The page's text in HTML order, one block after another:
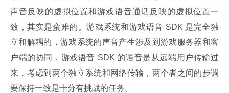
声音反映的虚拟位置和游戏语音通话反映的虚拟位置一
致，其实是蛮难的。游戏系统和游戏语音 SDK 是完全独
立和解耦的，游戏系统的声音产生涉及到游戏服务器和客
户端的协同，游戏语音 SDK 的语音是从远端用户传输过
来，考虑到两个独立系统和网络传输，两个者之间的步调
要保持一致是十分有挑战的任务。